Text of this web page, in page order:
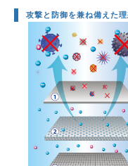
攻撃と防御を兼ね備えた